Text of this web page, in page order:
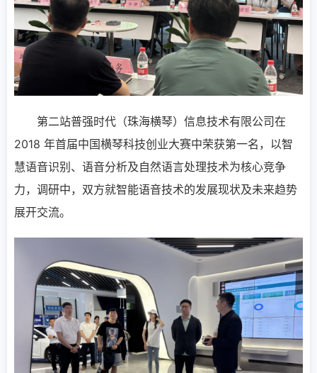
第二站普强时代（珠海横琴）信息技术有限公司在
2018 年首届中国横琴科技创业大赛中荣获第一名，以智
慧语音识别、语音分析及自然语言处理技术为核心竞争
力，调研中，双方就智能语音技术的发展现状及未来趋势
展开交流。